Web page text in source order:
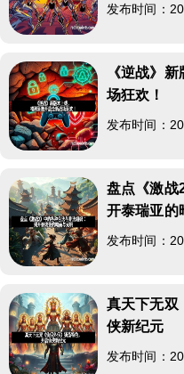
发布时间：
《逆战》
场狂欢！
发布时间：
盘点《激战
开泰瑞亚的
发布时间：
真天下无双
侠新纪元
发布时间：